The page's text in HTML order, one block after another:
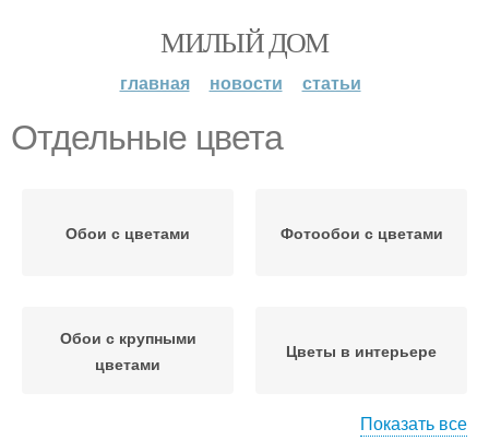
МИЛЫЙ ДОМ
главная новости статьи
Отдельные цвета
Обои с цветами Фотообои с цветами
Обои с крупными
цветами
Цветы в интерьере
Показать все